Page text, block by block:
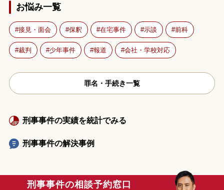
お悩み一覧
接見・面会 保釈 在宅事件 示談 前科
裁判 少年事件 報道 会社・学校対応
罪名・手続き一覧
刑事事件の実績を統計でみる
刑事事件の解決事例
刑事事件の相談予約窓口